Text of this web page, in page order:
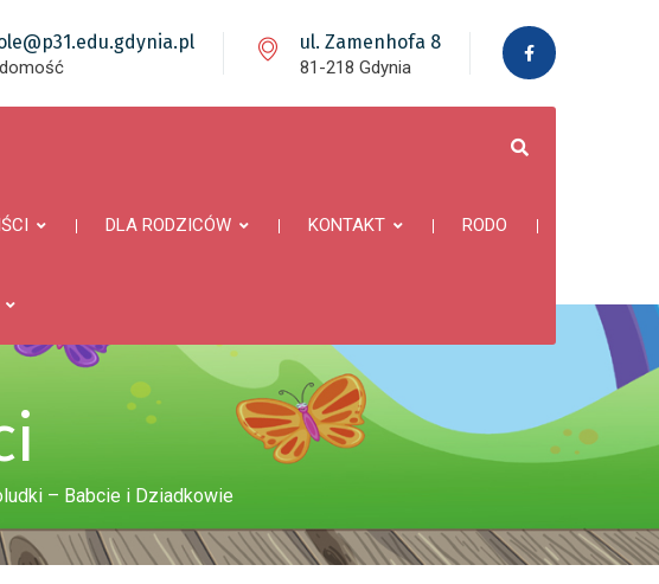
ul. Zamenhofa 8
81-218 Gdynia
DLA RODZICÓW KONTAKT RODO
– Babcie i Dziadkowie